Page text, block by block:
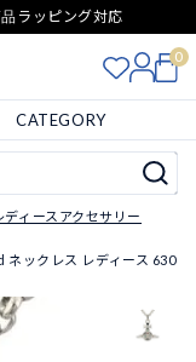
ラッピング対応
0
CATEGORY
ディースアクセサリー
ックレス レディース 630